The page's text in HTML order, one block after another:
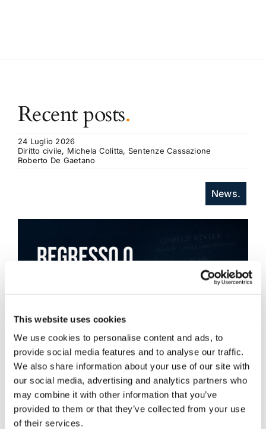
This website uses cookies
We use cookies to personalise content and ads, to
provide social media features and to analyse our traffic.
We also share information about your use of our site with
our social media, advertising and analytics partners who
may combine it with other information that you’ve
provided to them or that they’ve collected from your use
of their services.
Recent posts.
24 Luglio 2026
Diritto civile, Michela Colitta, Sentenze Cassazione
Roberto De Gaetano
News.